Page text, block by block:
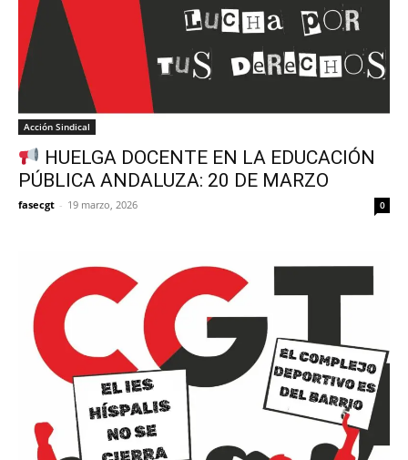
Acción Sindical
HUELGA DOCENTE EN LA EDUCACIÓN
PÚBLICA ANDALUZA: 20 DE MARZO
fasecgt - 19 marzo, 2026 0